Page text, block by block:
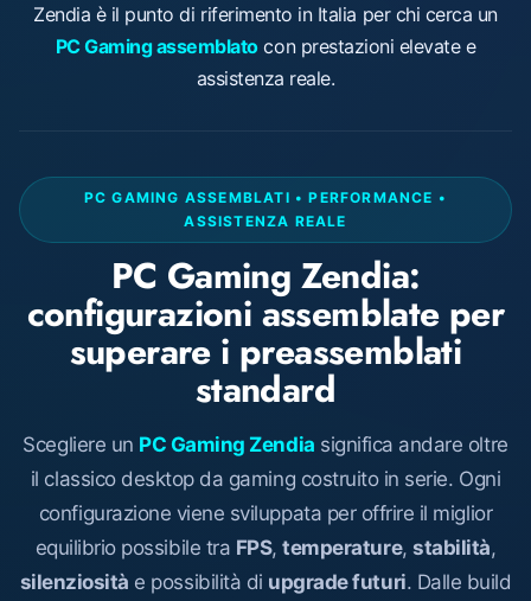
Zendia è il punto di riferimento in Italia per chi cerca un
PC Gaming assemblatocon prestazioni elevate e
assistenza reale.
PC GAMING ASSEMBLATI • PERFORMANCE •
ASSISTENZA REALE
PC Gaming Zendia:
configurazioni assemblate per
superare i preassemblati
standard
Scegliere un PC Gaming Zendia significa andare oltre
il classico desktop da gaming costruito in serie. Ogni
configurazione viene sviluppata per offrire il miglior
equilibrio possibile tra FPS,temperature,stabilità,
silenziosità e possibilità di upgrade futuri. Dalle build